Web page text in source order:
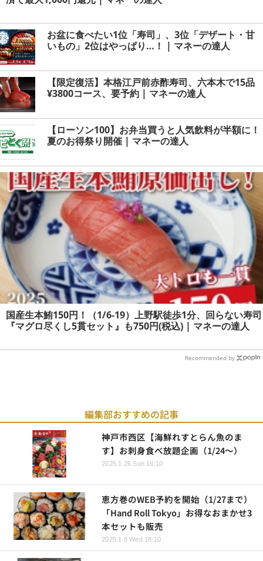
お盆に食べたい1位「寿司」、3位「デザート・甘
いもの」2位はやっぱり…！ | マネーの達人
【限定復活】本格江戸前赤酢寿司、六本木で15品
¥3800コース、要予約 | マネーの達人
【ローソン100】お弁当買うと人気飲料が半額に！
夏のお得祭り開催 | マネーの達人
国産生本鮪150円！（1/6-19）上野駅徒歩1分、回らない寿司
『マグロ尽くし5貫セット』も750円(税込) | マネーの達人
Recommended by
編集部おすすめの記事
神戸市西区【海鮮れすとらん魚のま
す】お刺身食べ放題企画（1/24～）
2025.1.26 Sun 16:10
恵方巻のWEB予約を開始（1/27まで）
「Hand Roll Tokyo」お得なおまかせ3
本セットも販売
2025.1.8 Wed 18:10